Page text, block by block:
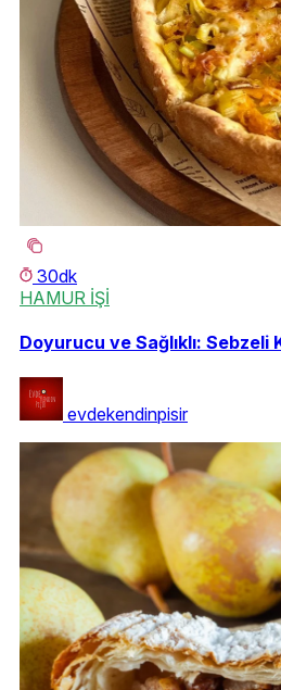
30dk
HAMUR İŞİ
Doyurucu ve Sağlıklı: Sebzeli
evdekendinpisir